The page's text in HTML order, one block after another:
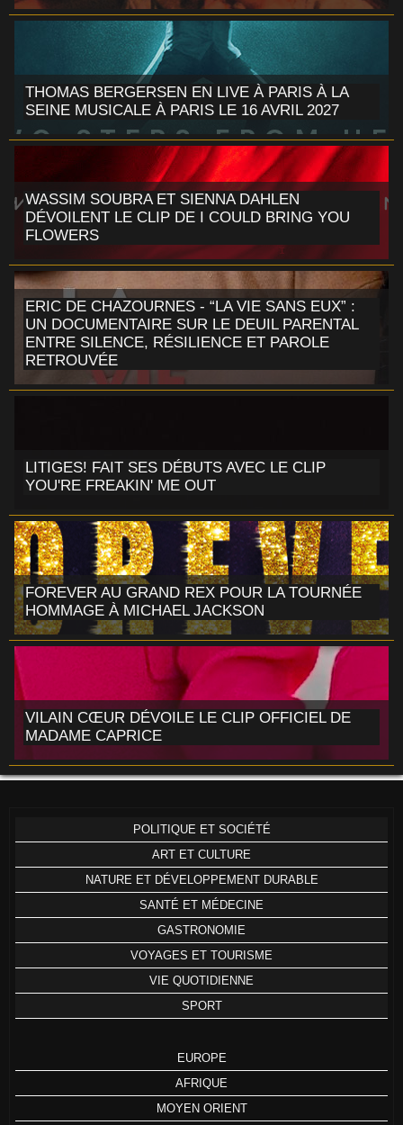
THOMAS BERGERSEN EN LIVE À PARIS À LA
SEINE MUSICALE À PARIS LE 16 AVRIL 2027
WASSIM SOUBRA ET SIENNA DAHLEN
DÉVOILENT LE CLIP DE I COULD BRING YOU
FLOWERS
ERIC DE CHAZOURNES - “LA VIE SANS EUX” :
UN DOCUMENTAIRE SUR LE DEUIL PARENTAL
ENTRE SILENCE, RÉSILIENCE ET PAROLE
RETROUVÉE
LITIGES! FAIT SES DÉBUTS AVEC LE CLIP
YOU'RE FREAKIN' ME OUT
FOREVER AU GRAND REX POUR LA TOURNÉE
HOMMAGE À MICHAEL JACKSON
VILAIN CŒUR DÉVOILE LE CLIP OFFICIEL DE
MADAME CAPRICE
POLITIQUE ET SOCIÉTÉ
ART ET CULTURE
NATURE ET DÉVELOPPEMENT DURABLE
SANTÉ ET MÉDECINE
GASTRONOMIE
VOYAGES ET TOURISME
VIE QUOTIDIENNE
SPORT
EUROPE
AFRIQUE
MOYEN ORIENT